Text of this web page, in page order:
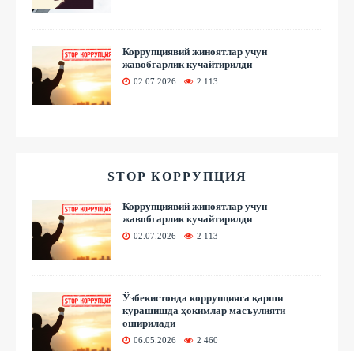
Коррупциявий жиноятлар учун
жавобгарлик кучайтирилди
02.07.2026 2 113
STOP КОРРУПЦИЯ
Коррупциявий жиноятлар учун
жавобгарлик кучайтирилди
02.07.2026 2 113
Ўзбекистонда коррупцияга қарши
курашишда ҳокимлар масъулияти
оширилади
06.05.2026 2 460